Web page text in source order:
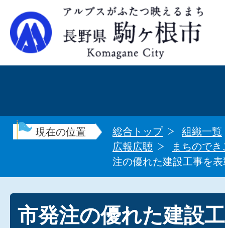
現在の位置 総合トップ
組織一覧
広報広聴
まちのでき
注の優れた建設工事を
市発注の優れた建設